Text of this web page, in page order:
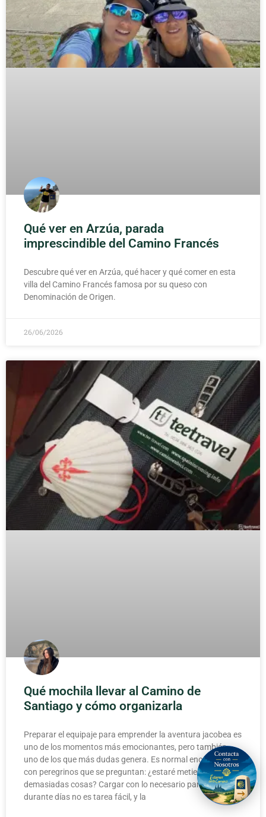
Qué ver en Arzúa, parada
imprescindible del Camino Francés
Descubre qué ver en Arzúa, qué hacer y qué comer en esta
villa del Camino Francés famosa por su queso con
Denominación de Origen.
26/06/2026
Qué mochila llevar al Camino de
Santiago y cómo organizarla
Preparar el equipaje para emprender la aventura jacobea es
uno de los momentos más emocionantes, pero también
uno de los que más dudas genera. Es normal encontrarse
con peregrinos que se preguntan: ¿estaré metiendo
demasiadas cosas? Cargar con lo necesario para caminar
durante días no es tarea fácil, y la